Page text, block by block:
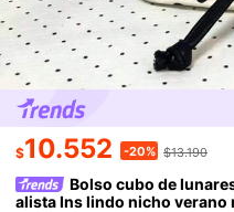
$10.552 -20% $13.190
Bolso cubo de
alista Ins lindo nicho